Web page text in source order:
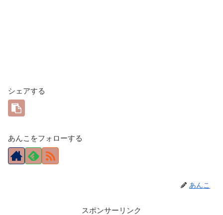
シェアする
あんこをフォローする
あんこ
スポンサーリンク